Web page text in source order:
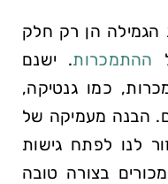
הגמילה הן רק חלק
ההתמכרות. ישנם
כמו גנטיקה,
הבנה מעמיקה של
לנו לפתח גישות
בצורה טובה